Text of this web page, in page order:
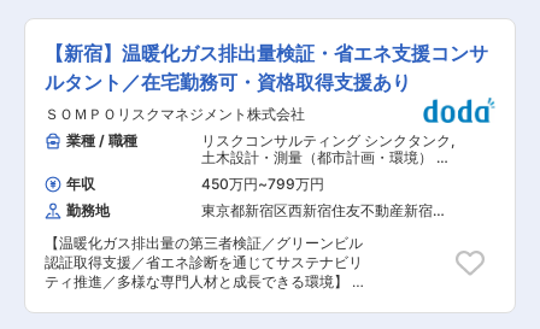
格取得支援制度も充実しており、それぞれの成長
ステージに応じたさまざまなプログラムを活用す
ることができます。行員一人ひとりのやりたいこ
とを後押しする制度として、自分自身の興味・関
心を知るためのさまざまなキャリア研修を行うな
ど、その他多数の支援制度を用意しています。 ■
当行の魅力： MUFGグループの証券や信託銀行等
の全機能を用いた総合金融サービスの提供によ
り、お客様の様々なニーズに応えることが可能で
す。富裕層顧客基盤120万人、非上場オーナー企
業数5万社、オーナー系上場企業数1,200社という
MUFGの圧倒的顧客基盤を踏まえ、これまで以上
に銀信証の連携を深めております。 変更の範囲：
大企業の顧客向け支援を多く行っており、重要な
経営課題の一つである情報セキュリティリスクへ
の対応を通じ、顧客のビジネスの発展に寄与して
います。 ■業務概要 ・情報セキュリティ関連の
担当プロジェクトのマネジメント ・チームメンバ
ーの育成 ・担当アカウント／プロジェクトの営業
活動（リニューアルおよびアップセル／クロスセ
ル） ・新規アカウントの開拓 【想定プロジェク
ト】 1. セキュリティアセスメントおよびロード
マップ策定支援 2. セキュリティポリシー策定支
援 3. セキュリティ教育実行支援 4. セキュリ
ティCSIRT構築支援 5. セキュリティソリューシ
ョン導入・運用支援 6. セキュリティプロジェク
トPMO 【プロジェクト体制】 すべてのプロジェ
クトにおいて必ず複数名でチームを編成し、顧客
の課題解決に取り組みます。 単独でプロジェクト
【新宿】温暖化ガス排出量検証・省エネ支援コンサ
ルタント／在宅勤務可・資格取得支援あり
ＳＯＭＰＯリスクマネジメント株式会社
業種 / 職種
リスクコンサルティング シンクタンク ,
土木設計・測量（都市計画・環境） リ
スクコンサルタント
年収 450万円~799万円
勤務地
東京都新宿区西新宿住友不動産新宿オ
【温暖化ガス排出量の第三者検証／グリーンビル
認証取得支援／省エネ診断を通じてサステナビリ
ティ推進／多様な専門人材と成長できる環境】 ■